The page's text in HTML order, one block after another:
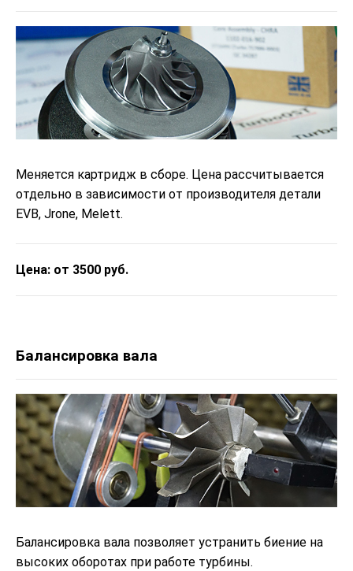
Меняется картридж в сборе. Цена рассчитывается
отдельно в зависимости от производителя детали
EVB, Jrone, Melett.
Цена: от 3500 руб.
Балансировка вала
Балансировка вала позволяет устранить биение на
высоких оборотах при работе турбины.